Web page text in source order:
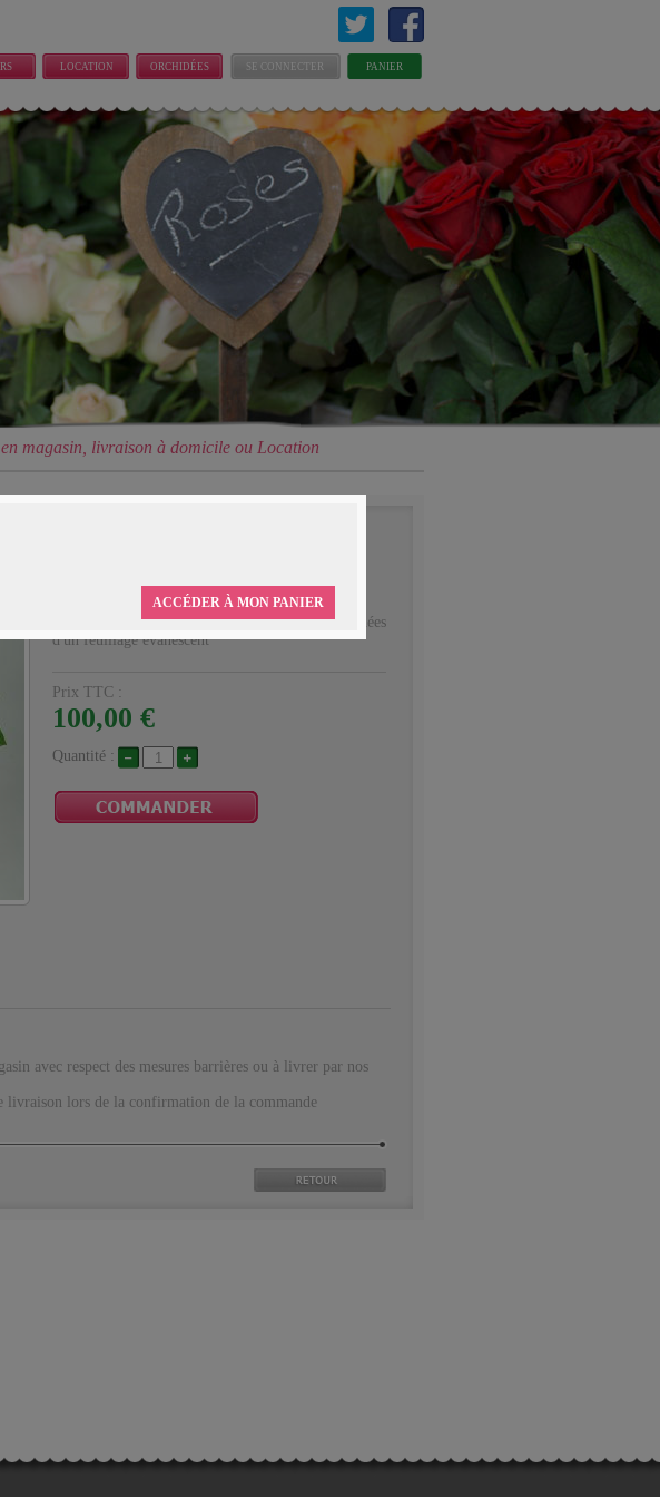
LOCATION
ÉVÉNEMENTIELLE
ORCHIDÉES SE CONNECTER PANIER
magasin, livraison à domicile ou Location
ACCÉDER À MON PANIER
Bouquet de 21 belles roses rouges accompagnées
d'un feuillage évanescent
Prix TTC :
100,00 €
Quantité :
avec respect des mesures barrières ou à livrer par nos
livraison lors de la confirmation de la commande